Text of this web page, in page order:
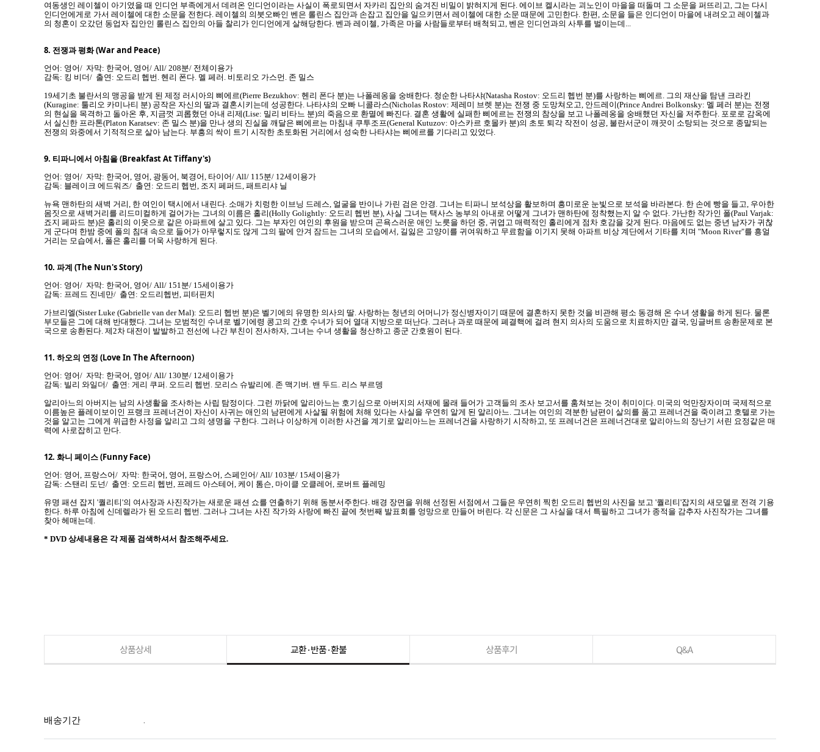
여동생인 레이첼이 아기였을 때 인디언 부족에게서 데려온 인디언이라는 사실이 폭로되면서 자카리 집안의 숨겨진 비밀이 밝혀지게 된다. 에이브 켈시라는 괴노인이 마을을 떠돌며 그 소문을 퍼뜨리고, 그는 다시
인디언에게로 가서 레이첼에 대한 소문을 전한다. 레이첼의 의붓오빠인 벤은 롤린스 집안과 손잡고 집안을 일으키면서 레이첼에 대한 소문 때문에 고민한다. 한편, 소문을 들은 인디언이 마을에 내려오고 레이첼과
의 청혼이 오갔던 동업자 집안인 롤린스 집안의 아들 찰리가 인디언에게 살해당한다. 벤과 레이첼, 가족은 마을 사람들로부터 배척되고, 벤은 인디언과의 사투를 벌이는데...
8. 전쟁과 평화 (War and Peace)
언어: 영어/ 자막: 한국어, 영어/ All/ 208분/ 전체이용가
감독: 킹 비더/ 출연: 오드리 헵번. 헨리 폰다. 멜 페러. 비토리오 가스먼. 존 밀스
19세기초 불란서의 맹공을 받게 된 제정 러시아의 삐에르(Pierre Bezukhov: 헨리 폰다 분)는 나폴레옹을 숭배한다. 청순한 나타샤(Natasha Rostov: 오드리 헵번 분)를 사랑하는 삐에르. 그의 재산을 탐낸 크라킨
(Kuragine: 툴리오 카미나티 분) 공작은 자신의 딸과 결혼시키는데 성공한다. 나타샤의 오빠 니콜라스(Nicholas Rostov: 제레미 브렛 분)는 전쟁 중 도망쳐오고, 안드레이(Prince Andrei Bolkonsky: 멜 페러 분)는 전쟁
의 현실을 목격하고 돌아온 후, 지금껏 괴롭혔던 아내 리제(Lise: 밀리 비타느 분)의 죽음으로 환멸에 빠진다. 결혼 생활에 실패한 삐에르는 전쟁의 참상을 보고 나폴레옹을 숭배했던 자신을 저주한다. 포로로 감옥에
서 실신한 프라톤(Platon Karatsev: 존 밀스 분)을 만나 생의 진실을 깨달은 삐에르는 마침내 쿠투조프(General Kutuzov: 아스카르 호몰카 분)의 초토 퇴각 작전이 성공, 불란서군이 깨끗이 소탕되는 것으로 종말되는
전쟁의 와중에서 기적적으로 살아 남는다. 부흥의 싹이 트기 시작한 초토화된 거리에서 성숙한 나타샤는 삐에르를 기다리고 있었다.
9. 티파니에서 아침을 (Breakfast At Tiffany's)
언어: 영어/ 자막: 한국어, 영어, 광동어, 북경어, 타이어/ All/ 115분/ 12세이용가
감독: 블레이크 에드워즈/ 출연: 오드리 헵번, 조지 페퍼드, 패트리샤 닐
뉴욕 맨하탄의 새벽 거리, 한 여인이 택시에서 내린다. 소매가 치렁한 이브닝 드레스, 얼굴을 반이나 가린 검은 안경. 그녀는 티파니 보석상을 활보하며 흥미로운 눈빛으로 보석을 바라본다. 한 손에 빵을 들고, 우아한
몸짓으로 새벽거리를 리드미컬하게 걸어가는 그녀의 이름은 홀리(Holly Golightly: 오드리 헵번 분), 사실 그녀는 택사스 농부의 아내로 어떻게 그녀가 맨하탄에 정착했는지 알 수 없다. 가난한 작가인 폴(Paul Varjak:
죠지 페파드 분)은 홀리의 이웃으로 같은 아파트에 살고 있다. 그는 부자인 여인의 후원을 받으며 곤욕스러운 애인 노릇을 하던 중, 귀엽고 매력적인 홀리에게 점차 호감을 갖게 된다. 마음에도 없는 중년 남자가 귀찮
게 군다며 한밤 중에 폴의 침대 속으로 들어가 아무렇지도 않게 그의 팔에 안겨 잠드는 그녀의 모습에서, 길잃은 고양이를 귀여워하고 무료함을 이기지 못해 아파트 비상 계단에서 기타를 치며 "Moon River"를 흥얼
거리는 모습에서, 폴은 홀리를 더욱 사랑하게 된다.
10. 파계 (The Nun's Story)
언어: 영어/ 자막: 한국어, 영어/ All/ 151분/ 15세이용가
감독: 프레드 진네만/ 출연: 오드리헵번, 피터핀치
가브리엘(Sister Luke (Gabrielle van der Mal): 오드리 헵번 분)은 벨기에의 유명한 의사의 딸. 사랑하는 청년의 어머니가 정신병자이기 때문에 결혼하지 못한 것을 비관해 평소 동경해 온 수녀 생활을 하게 된다. 물론
부모들은 그에 대해 반대했다. 그녀는 모범적인 수녀로 벨기에령 콩고의 간호 수녀가 되어 열대 지방으로 떠난다. 그러나 과로 때문에 폐결핵에 걸려 현지 의사의 도움으로 치료하지만 결국, 잉글버트 송환문제로 본
국으로 송환된다. 제2차 대전이 발발하고 전선에 나간 부친이 전사하자, 그녀는 수녀 생활을 청산하고 종군 간호원이 된다.
11. 하오의 연정 (Love In The Afternoon)
언어: 영어/ 자막: 한국어, 영어/ All/ 130분/ 12세이용가
감독: 빌리 와일더/ 출연: 게리 쿠퍼. 오드리 헵번. 모리스 슈발리에. 존 맥기버. 밴 두드. 리스 부르뎅
알리아느의 아버지는 남의 사생활을 조사하는 사립 탐정이다. 그런 까닭에 알리아느는 호기심으로 아버지의 서재에 몰래 들어가 고객들의 조사 보고서를 훔쳐보는 것이 취미이다. 미국의 억만장자이며 국제적으로
이름높은 플레이보이인 프랭크 프레너건이 자신이 사귀는 애인의 남편에게 사살될 위험에 처해 있다는 사실을 우연히 알게 된 알리아느. 그녀는 여인의 격분한 남편이 살의를 품고 프레너건을 죽이려고 호텔로 가는
것을 알고는 그에게 위급한 사정을 알리고 그의 생명을 구한다. 그러나 이상하게 이러한 사건을 계기로 알리아느는 프레너건을 사랑하기 시작하고, 또 프레너건은 프레너건대로 알리아느의 장난기 서린 요정같은 매
력에 사로잡히고 만다.
12. 화니 페이스 (Funny Face)
언어: 영어, 프랑스어/ 자막: 한국어, 영어, 프랑스어, 스페인어/ All/ 103분/ 15세이용가
감독: 스탠리 도넌/ 출연: 오드리 헵번, 프레드 아스테어, 케이 톰슨, 마이클 오클레어, 로버트 플레밍
유명 패션 잡지 '퀄리티'의 여사장과 사진작가는 새로운 패션 쇼를 연출하기 위해 동분서주한다. 배경 장면을 위해 선정된 서점에서 그들은 우연히 찍힌 오드리 헵번의 사진을 보고 '퀄리티'잡지의 새모델로 전격 기용
한다. 하루 아침에 신데렐라가 된 오드리 헵번. 그러나 그녀는 사진 작가와 사랑에 빠진 끝에 첫번째 발표회를 엉망으로 만들어 버린다. 각 신문은 그 사실을 대서 특필하고 그녀가 종적을 감추자 사진작가는 그녀를
찾아 헤매는데.
* DVD 상세내용은 각 제품 검색하셔서 참조해주세요.
상품상세 교환·반품·환불 상품후기 Q&A
배송기간 .